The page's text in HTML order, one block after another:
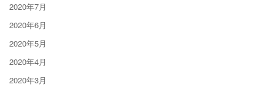
2020年7月
2020年6月
2020年5月
2020年4月
2020年3月